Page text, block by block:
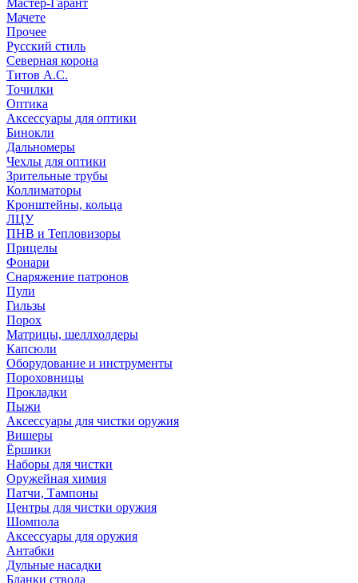
Мастер-Гарант
Мачете
Прочее
Русский стиль
Северная корона
Титов А.С.
Точилки
Оптика
Аксессуары для оптики
Бинокли
Дальномеры
Чехлы для оптики
Зрительные трубы
Коллиматоры
Кронштейны, кольца
ЛЦУ
ПНВ и Тепловизоры
Прицелы
Фонари
Снаряжение патронов
Пули
Гильзы
Порох
Матрицы, шеллхолдеры
Капсюли
Оборудование и инструменты
Пороховницы
Прокладки
Пыжи
Аксессуары для чистки оружия
Вишеры
Ёршики
Наборы для чистки
Оружейная химия
Патчи, Тампоны
Центры для чистки оружия
Шомпола
Аксессуары для оружия
Антабки
Дульные насадки
Бланки ствола